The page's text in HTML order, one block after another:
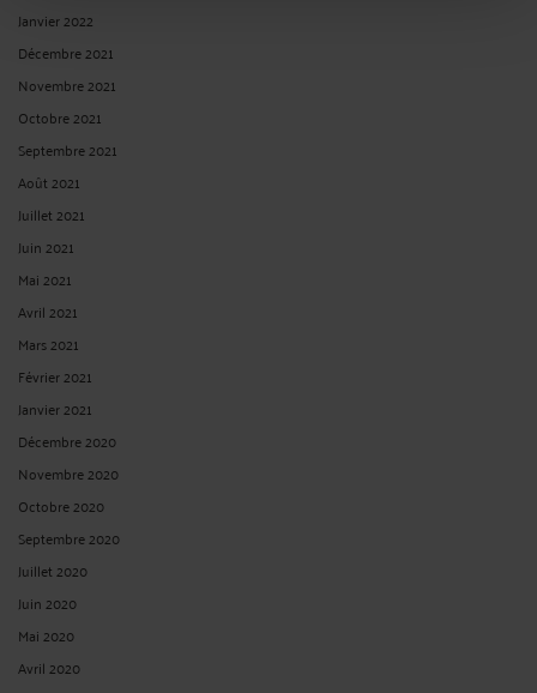
Janvier 2022
Décembre 2021
Novembre 2021
Octobre 2021
Septembre 2021
Août 2021
Juillet 2021
Juin 2021
Mai 2021
Avril 2021
Mars 2021
Février 2021
Janvier 2021
Décembre 2020
Novembre 2020
Octobre 2020
Septembre 2020
Juillet 2020
Juin 2020
Mai 2020
Avril 2020